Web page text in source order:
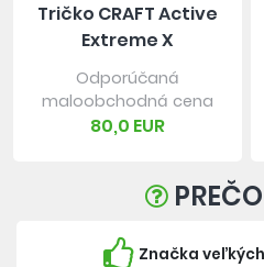
Tričko CRAFT Active
Extreme X
Odporúčaná
maloobchodná cena
80,0 EUR
Značka